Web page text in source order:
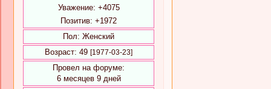
Уважение: +4075
Позитив: +1972
Пол: Женский
Возраст: 49 [1977-03-23]
Провел на форуме:
6 месяцев 9 дней